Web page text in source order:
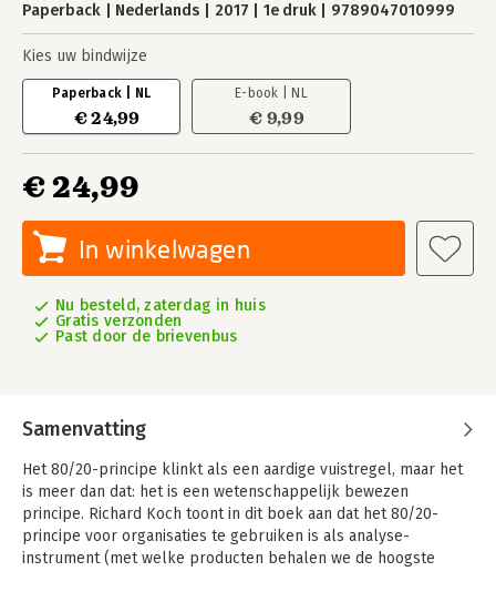
Paperback Nederlands 2017 1e druk 9789047010999
Kies uw bindwijze
Paperback | NL
€ 24,99
E-book | NL
€ 9,99
€ 24,99
In winkelwagen
Nu besteld, zaterdag in huis
Gratis verzonden
Past door de brievenbus
Samenvatting
Het 80/20-principe klinkt als een aardige vuistregel, maar het
is meer dan dat: het is een wetenschappelijk bewezen
principe. Richard Koch toont in dit boek aan dat het 80/20-
principe voor organisaties te gebruiken is als analyse-
instrument (met welke producten behalen we de hoogste